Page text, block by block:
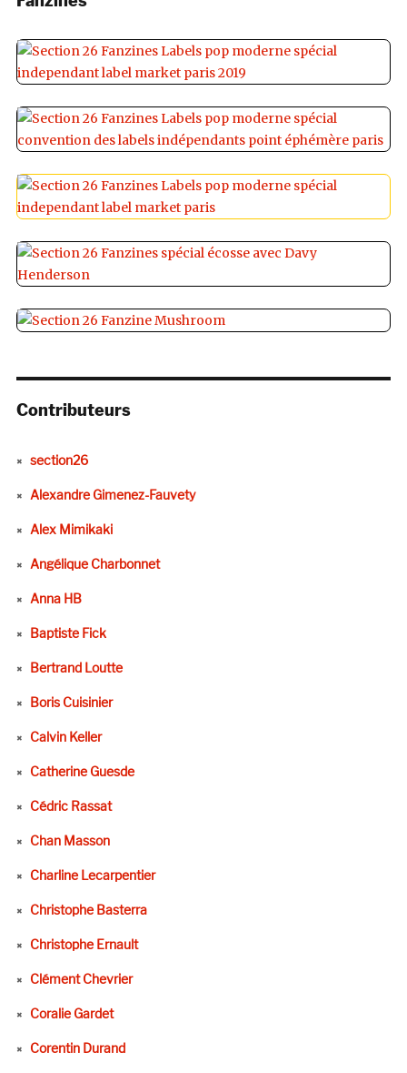
Contributeurs
section26
Alexandre Gimenez-Fauvety
Alex Mimikaki
Angélique Charbonnet
Anna HB
Baptiste Fick
Bertrand Loutte
Boris Cuisinier
Calvin Keller
Catherine Guesde
Cédric Rassat
Chan Masson
Charline Lecarpentier
Christophe Basterra
Christophe Ernault
Clément Chevrier
Coralie Gardet
Corentin Durand